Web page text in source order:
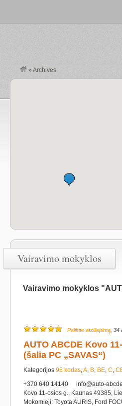
»Archives
Vairavimo mokyklos
Vairavimo mokyklos
Palikite atsiliepimą ,
AUTO ABCDE Kovo
(šalia PC „SAVAS“)
Kategorijos 95 kodas,A, B, BE, C,
+370 640 14140
info@auto-
Kovo 11-osios g., Kaunas 49385,
Mokomieji: Toyota AURIS, Ford